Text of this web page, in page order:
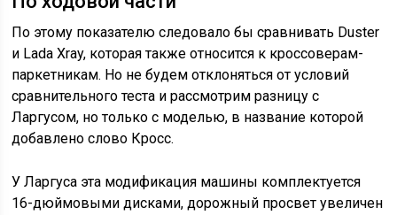
По этому показателю следовало бы сравнивать Duster
и Lada Xray, которая также относится к кроссоверам-
паркетникам. Но не будем отклоняться от условий
сравнительного теста и рассмотрим разницу с
Ларгусом, но только с моделью, в название которой
добавлено слово Кросс.
У Ларгуса эта модификация машины комплектуется
16-дюймовыми дисками, дорожный просвет увеличен